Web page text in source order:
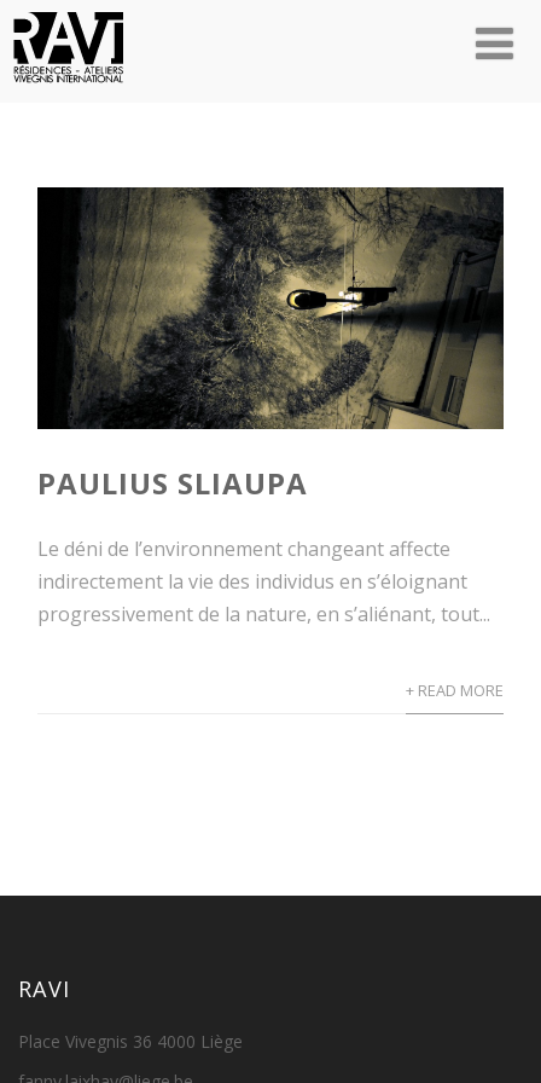
PAULIUS SLIAUPA
Le déni de l’environnement changeant affecte
indirectement la vie des individus en s’éloignant
progressivement de la nature, en s’aliénant, tout...
+ READ MORE
RAVI
Place Vivegnis 36 4000 Liège